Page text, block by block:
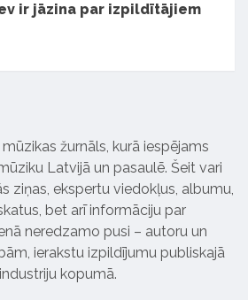
ir jāzina par izpildītājiem
žurnāls, kurā iespējams
Latvijā un pasaulē. Šeit vari
ziņas, ekspertu viedokļus, albumu,
bet arī informāciju par
neredzamo pusi – autoru un
ierakstu izpildījumu publiskajā
kopumā.